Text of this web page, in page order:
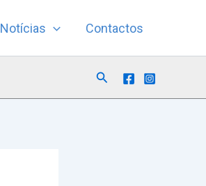
Notícias Contactos
Search